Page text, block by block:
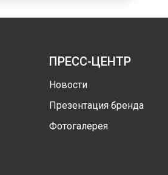
ПРЕСС-ЦЕНТР
Новости
Презентация бренда
Фотогалерея